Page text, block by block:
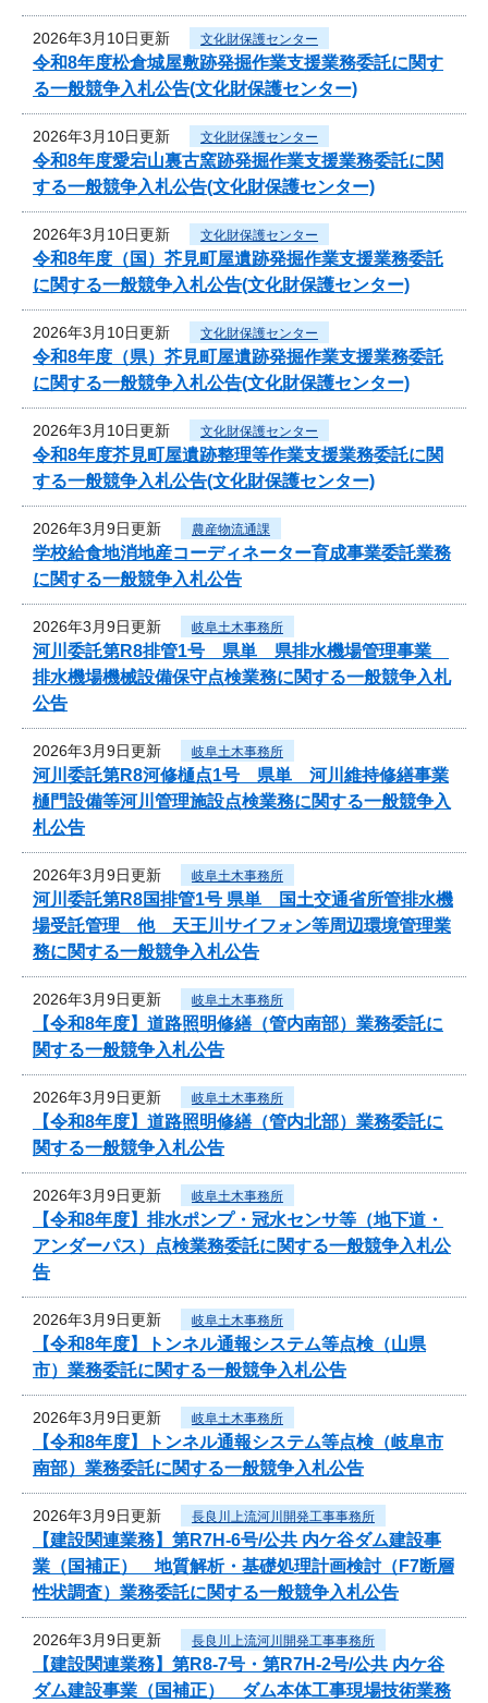
2026年3月10日更新 文化財保護センター
令和8年度松倉城屋敷跡発掘作業支援業務委託に関す
る一般競争入札公告(文化財保護センター)
2026年3月10日更新 文化財保護センター
令和8年度愛宕山裏古窯跡発掘作業支援業務委託に関
する一般競争入札公告(文化財保護センター)
2026年3月10日更新 文化財保護センター
令和8年度（国）芥見町屋遺跡発掘作業支援業務委託
に関する一般競争入札公告(文化財保護センター)
2026年3月10日更新 文化財保護センター
令和8年度（県）芥見町屋遺跡発掘作業支援業務委託
に関する一般競争入札公告(文化財保護センター)
2026年3月10日更新 文化財保護センター
令和8年度芥見町屋遺跡整理等作業支援業務委託に関
する一般競争入札公告(文化財保護センター)
2026年3月9日更新 農産物流通課
学校給食地消地産コーディネーター育成事業委託業務
に関する一般競争入札公告
2026年3月9日更新 岐阜土木事務所
河川委託第R8排管1号 県単 県排水機場管理事業
排水機場機械設備保守点検業務に関する一般競争入札
公告
2026年3月9日更新 岐阜土木事務所
河川委託第R8河修樋点1号 県単 河川維持修繕事業
樋門設備等河川管理施設点検業務に関する一般競争入
札公告
2026年3月9日更新 岐阜土木事務所
河川委託第R8国排管1号 県単 国土交通省所管排水機
場受託管理 他 天王川サイフォン等周辺環境管理業
務に関する一般競争入札公告
2026年3月9日更新 岐阜土木事務所
【令和8年度】道路照明修繕（管内南部）業務委託に
関する一般競争入札公告
2026年3月9日更新 岐阜土木事務所
【令和8年度】道路照明修繕（管内北部）業務委託に
関する一般競争入札公告
2026年3月9日更新 岐阜土木事務所
【令和8年度】排水ポンプ・冠水センサ等（地下道・
アンダーパス）点検業務委託に関する一般競争入札公
告
2026年3月9日更新 岐阜土木事務所
【令和8年度】トンネル通報システム等点検（山県
市）業務委託に関する一般競争入札公告
2026年3月9日更新 岐阜土木事務所
【令和8年度】トンネル通報システム等点検（岐阜市
南部）業務委託に関する一般競争入札公告
2026年3月9日更新 長良川上流河川開発工事事務所
【建設関連業務】第R7H-6号/公共 内ケ谷ダム建設事
業（国補正） 地質解析・基礎処理計画検討（F7断層
性状調査）業務委託に関する一般競争入札公告
2026年3月9日更新 長良川上流河川開発工事事務所
【建設関連業務】第R8-7号・第R7H-2号/公共 内ケ谷
ダム建設事業（国補正） ダム本体工事現場技術業務